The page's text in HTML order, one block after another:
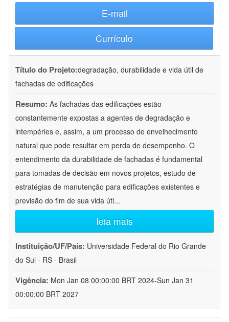
E-mail
Currículo
Título do Projeto:degradação, durabilidade e vida útil de
fachadas de edificações
Resumo: As fachadas das edificações estão
constantemente expostas a agentes de degradação e
intempéries e, assim, a um processo de envelhecimento
natural que pode resultar em perda de desempenho. O
entendimento da durabilidade de fachadas é fundamental
para tomadas de decisão em novos projetos, estudo de
estratégias de manutenção para edificações existentes e
previsão do fim de sua vida úti...
leia mais
Instituição/UF/País: Universidade Federal do Rio Grande
do Sul - RS - Brasil
Vigência: Mon Jan 08 00:00:00 BRT 2024-Sun Jan 31
00:00:00 BRT 2027